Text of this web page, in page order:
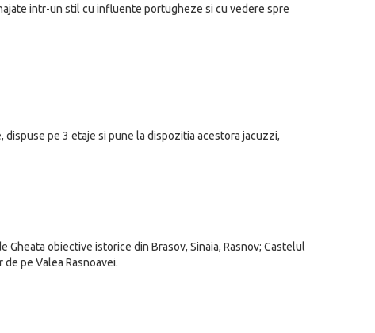
intr-un stil cu influente portugheze si cu vedere spre
pe 3 etaje si pune la dispozitia acestora jacuzzi,
Gheata obiective istorice din Brasov, Sinaia, Rasnov; Castelul
pe Valea Rasnoavei.